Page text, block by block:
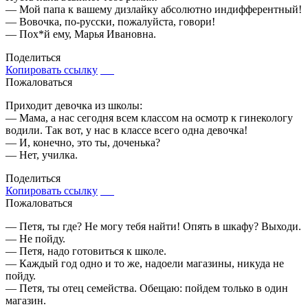
— Мой папа к вашему дизлайку абсолютно индифферентный!
— Вовочка, по-русски, пожалуйста, говори!
— Пох*й ему, Марья Ивановна.
Поделиться
Копировать ссылку
Пожаловаться
Приходит девочка из школы:
— Мама, а нас сегодня всем классом на осмотр к гинекологу
водили. Так вот, у нас в классе всего одна девочка!
— И, конечно, это ты, доченька?
— Нет, училка.
Поделиться
Копировать ссылку
Пожаловаться
— Петя, ты где? Не могу тебя найти! Опять в шкафу? Выходи.
— Не пойду.
— Петя, надо готовиться к школе.
— Каждый год одно и то же, надоели магазины, никуда не
пойду.
— Петя, ты отец семейства. Обещаю: пойдем только в один
магазин.